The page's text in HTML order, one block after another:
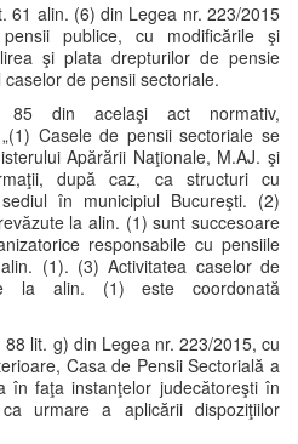
61 alin. (6) din Legea nr. 223/2015
publice, cu modificările şi
şi plata drepturilor de pensie
de pensii sectoriale.
85 din acelaşi act normativ,
Casele de pensii sectoriale se
Apărării Naţionale, M.AJ. şi
după caz, ca structuri cu
în municipiul Bucureşti. (2)
la alin. (1) sunt succesoare
responsabile cu pensiile
(1). (3) Activitatea caselor de
la alin. (1) este coordonată
lit. g) din Legea nr. 223/2015, cu
Casa de Pensii Sectorială a
în faţa instanţelor judecătoreşti în
urmare a aplicării dispoziţiilor